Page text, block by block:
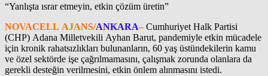
“Yanlışta ısrar etmeyin, etkin çözüm üretin”
NOVACELL AJANS/ANKARA–Cumhuriyet Halk Partisi
(CHP) Adana Milletvekili Ayhan Barut, pandemiyle etkin mücadele
için kronik rahatsızlıkları bulunanların, 60 yaş üstündekilerin kamu
ve özel sektörde işe çağrılmamasını, çalışmak zorunda olanlara da
gerekli desteğin verilmesini, etkin önlem alınmasını istedi.